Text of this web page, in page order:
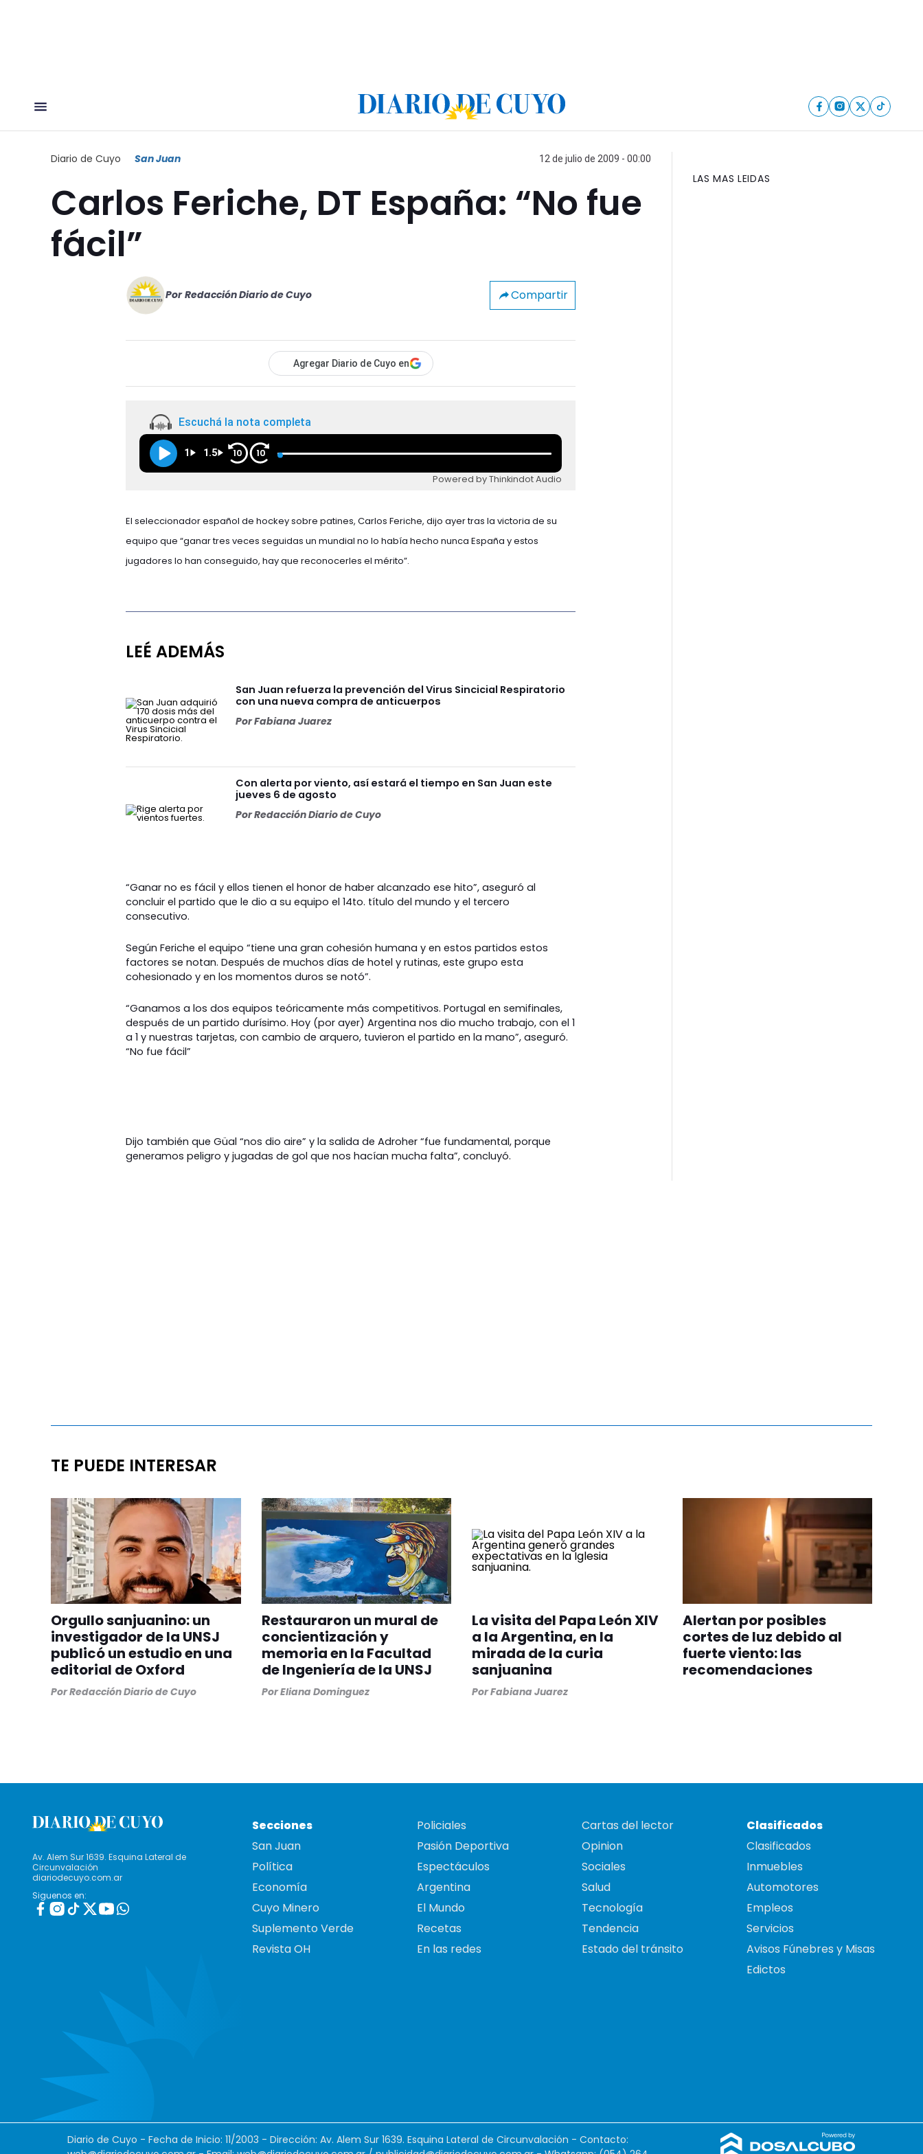
Diario de Cuyo San Juan 12 de julio de 2009 - 00:00
Carlos Feriche, DT España: “No fue
fácil”
Por Redacción Diario de Cuyo Compartir
Agregar Diario de Cuyo en
Escuchá la nota completa
1 1.5 10 10
Powered by Thinkindot Audio
El seleccionador español de hockey sobre patines, Carlos Feriche, dijo ayer tras la victoria de su
equipo que “ganar tres veces seguidas un mundial no lo había hecho nunca España y estos
jugadores lo han conseguido, hay que reconocerles el mérito”.
LEÉ ADEMÁS
San Juan refuerza la prevención del Virus Sincicial Respiratorio
con una nueva compra de anticuerpos
PorFabiana Juarez
Con alerta por viento, así estará el tiempo en San Juan este
jueves 6 de agosto
PorRedacción Diario de Cuyo
“Ganar no es fácil y ellos tienen el honor de haber alcanzado ese hito”, aseguró al
concluir el partido que le dio a su equipo el 14to. título del mundo y el tercero
consecutivo.
Según Feriche el equipo “tiene una gran cohesión humana y en estos partidos estos
factores se notan. Después de muchos días de hotel y rutinas, este grupo esta
cohesionado y en los momentos duros se notó”.
“Ganamos a los dos equipos teóricamente más competitivos. Portugal en semifinales,
después de un partido durísimo. Hoy (por ayer) Argentina nos dio mucho trabajo, con el 1
a 1 y nuestras tarjetas, con cambio de arquero, tuvieron el partido en la mano”, aseguró.
“No fue fácil”
Dijo también que Güal “nos dio aire” y la salida de Adroher “fue fundamental, porque
generamos peligro y jugadas de gol que nos hacían mucha falta”, concluyó.
LAS MAS LEIDAS
TE PUEDE INTERESAR
Orgullo sanjuanino: un
investigador de la UNSJ
publicó un estudio en una
editorial de Oxford
PorRedacción Diario de Cuyo
Restauraron un mural de
concientización y
memoria en la Facultad
de Ingeniería de la UNSJ
PorEliana Dominguez
La visita del Papa León XIV
a la Argentina, en la
mirada de la curia
sanjuanina
PorFabiana Juarez
Alertan por posibles
cortes de luz debido al
fuerte viento: las
recomendaciones
Av. Alem Sur 1639. Esquina Lateral de
Circunvalación
diariodecuyo.com.ar
Siguenos en:
Secciones
San Juan
Política
Economía
Cuyo Minero
Suplemento Verde
Revista OH
Policiales
Pasión Deportiva
Espectáculos
Argentina
El Mundo
Recetas
En las redes
Cartas del lector
Opinion
Sociales
Salud
Tecnología
Tendencia
Estado del tránsito
Clasificados
Clasificados
Inmuebles
Automotores
Empleos
Servicios
Avisos Fúnebres y Misas
Edictos
Diario de Cuyo - Fecha de Inicio: 11/2003 - Dirección: Av. Alem Sur 1639. Esquina Lateral de Circunvalación - Contacto: